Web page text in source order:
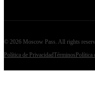
© 2026 Moscow Pass. All rights
Política de PrivacidadTérminos Política